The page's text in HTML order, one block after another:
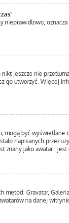
nieprawidłowo,
jeszcze nie
go utworzyć. Więcej
być
napisanych przez
znany jako awatar i
Gravatar,
na danej